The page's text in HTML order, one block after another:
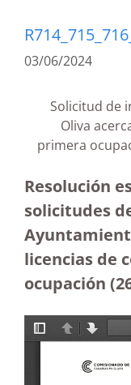
03/06/2024
Solicitud de
Oliva
primera
Resolución
solicitudes
licencias de
ocupación